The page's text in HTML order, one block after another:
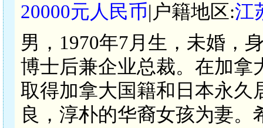
20000元人民币|户籍地区:江
男，1970年7月生，未婚，
博士后兼企业总裁。在加拿
取得加拿大国籍和日本永久
良，淳朴的华裔女孩为妻。